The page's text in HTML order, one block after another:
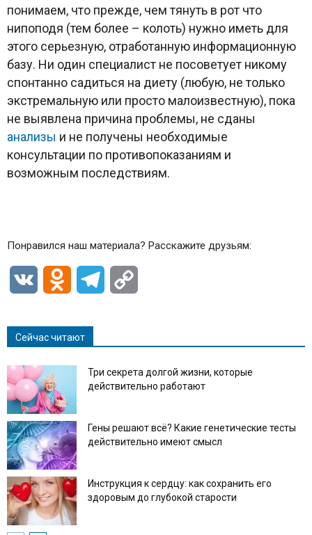
понимаем, что прежде, чем тянуть в рот что
нипоподя (тем более – колоть) нужно иметь для
этого серьезную, отработанную информационную
базу. Ни один специалист не посоветует никому
спонтанно садиться на диету (любую, не только
экстремальную или просто малоизвестную), пока
не выявлена причина проблемы, не сданы
анализы и не получены необходимые
консультации по противопоказаниям и
возможным последствиям.
Понравился наш материала? Расскажите друзьям:
VK Odnoklassniki
Telegram
Сейчас читают
Три секрета долгой жизни, которые
действительно работают
Гены решают всё? Какие генетические тесты
действительно имеют смысл
Инструкция к сердцу: как сохранить его
здоровым до глубокой старости